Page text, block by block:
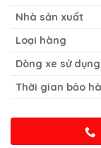
Nhà sản xuất
Loại hàng
Dòng xe sử dụng
Thời gian bảo